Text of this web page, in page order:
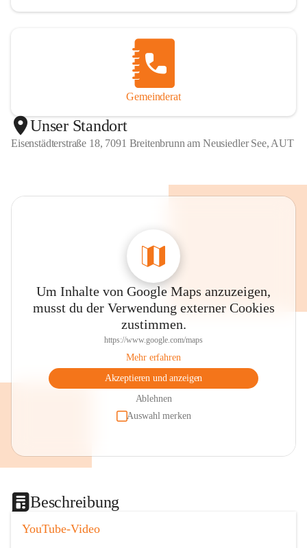
Gemeinderat
Unser Standort
Eisenstädterstraße 18, 7091 Breitenbrunn am Neusiedler See, AUT
Um Inhalte von Google Maps anzuzeigen,
musst du der Verwendung externer Cookies
zustimmen.
https://www.google.com/maps
Mehr erfahren
Akzeptieren und anzeigen
Ablehnen
Auswahl merken
Beschreibung
YouTube-Video